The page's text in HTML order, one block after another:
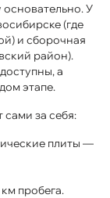
У
(где
и сборочная
район).
а
этапе.
сами за себя:
плиты —
пробега.